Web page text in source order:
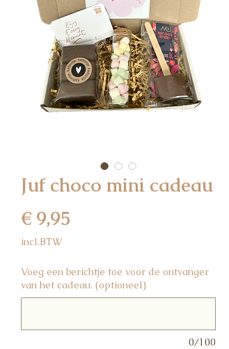
Juf choco mini cadeau
€ 9,95
incl.BTW
Voeg een berichtje toe voor de ontvanger
van het cadeau. (optioneel)
0/100